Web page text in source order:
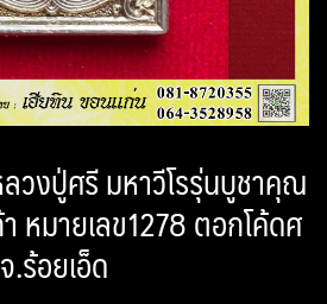
วงปู่ศรี มหาวีโรรุ่นบูชาคุณ
หมายเลข1278 ตอกโค้ดศ
ร้อยเอ็ด